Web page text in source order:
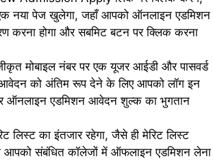
नया पेज खुलेगा, जहाँ आपको ऑनलाइन एडमिशन
करना होगा और सबमिट बटन पर क्लिक करना
मोबाइल नंबर पर एक यूजर आईडी और पासवर्ड
को अंतिम रूप देने के लिए आपको लॉग इन
ऑनलाइन एडमिशन आवेदन शुल्क का भुगतान
लिस्ट का इंतजार रहेगा, जैसे ही मेरिट लिस्ट
आपको संबंधित कॉलेजों में ऑफलाइन एडमिशन लेना